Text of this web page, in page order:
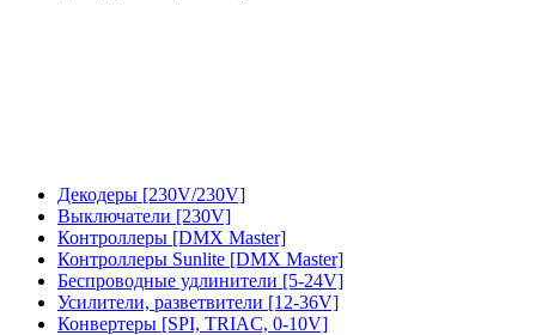
Декодеры [230V/230V]
Выключатели [230V]
Контроллеры [DMX Master]
Контроллеры Sunlite [DMX Master]
Беспроводные удлинители [5-24V]
Усилители, разветвители [12-36V]
Конвертеры [SPI, TRIAC, 0-10V]